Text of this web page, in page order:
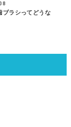
ブラシってどうな